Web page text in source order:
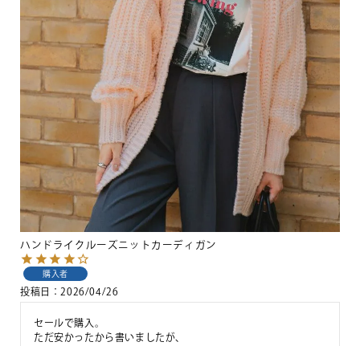
ハンドライクルーズニットカーディガン
購入者
投稿日 2026/04/26
セールで購入。
ただ安かったから書いましたが、